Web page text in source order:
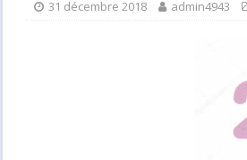
31 décembre 2018 admin4943